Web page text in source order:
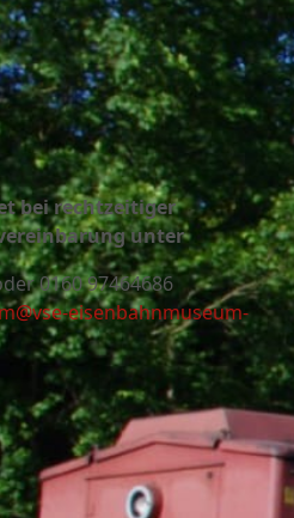
bei rechtzeitiger
unter
0160 97464686
eisenbahnmuseum-